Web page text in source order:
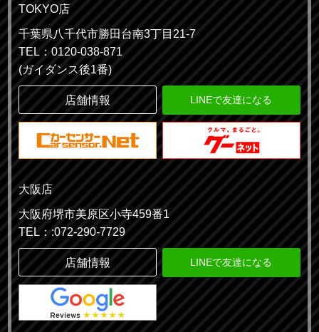
TOKYO店
千葉県八千代市勝田台南3丁目21-7
TEL：0120-038-871
(ガイダンス後1番)
店舗情報 LINEで友達になる
大阪店
大阪府堺市美原区小寺459番1
TEL：:072-290-7729
店舗情報 LINEで友達になる